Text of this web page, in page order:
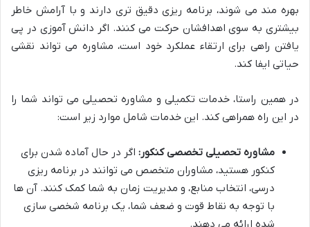
بهره مند می شوند، برنامه ریزی دقیق تری دارند و با آرامش خاطر
بیشتری به سوی اهدافشان حرکت می کنند. اگر دانش آموزی در پی
یافتن راهی برای ارتقاء عملکرد خود است، مشاوره می تواند نقشی
حیاتی ایفا کند.
در همین راستا، خدمات تکمیلی و مشاوره تحصیلی می تواند شما را
در این راه همراهی کند. این خدمات شامل موارد زیر است:
مشاوره تحصیلی تخصصی کنکور: اگر در حال آماده شدن برای
کنکور هستید، مشاوران متخصص می توانند در برنامه ریزی
درسی، انتخاب منابع، و مدیریت زمان به شما کمک کنند. آن ها
با توجه به نقاط قوت و ضعف شما، یک برنامه شخصی سازی
شده ارائه می دهند.